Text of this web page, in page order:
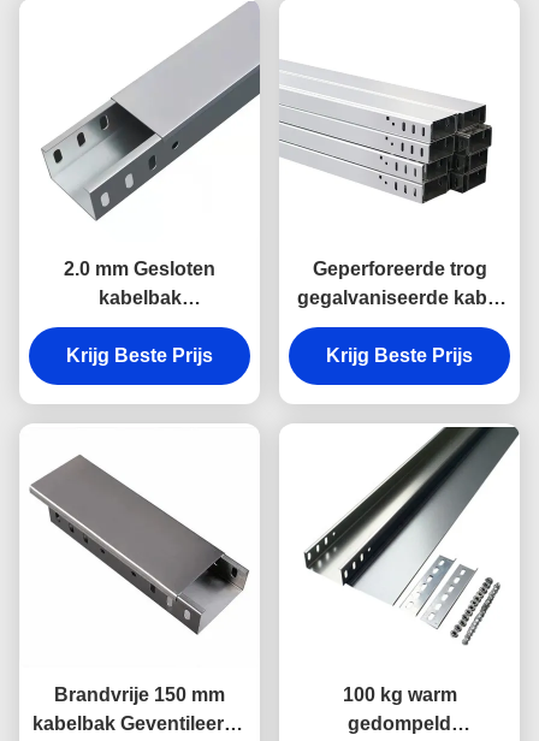
2.0 mm Gesloten
kabelbak
gegalvaniseerd 50 mm
kabelbak 100 kg
belasting
Krijg Beste Prijs
Geperforeerde trog
gegalvaniseerde kabel
trunking elektrische
bedrading 450 mm
kabelbak
Krijg Beste Prijs
Brandvrije 150 mm
kabelbak Geventileerde
100 kg warm
gedompeld